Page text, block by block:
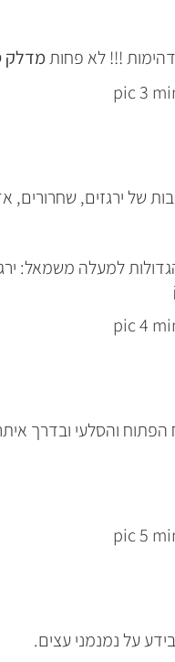
!!! לא פחותמדלק
של ירגזים, שחרורים,
למעלה משמאל:
והסלעי ובדרך
על נמנמני עצים.